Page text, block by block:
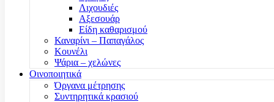
Λιχουδιές
Αξεσουάρ
Είδη καθαρισμού
Καναρίνι – Παπαγάλος
Κουνέλι
Ψάρια – χελώνες
Οινοποιητικά
Όργανα μέτρησης
Συντηρητικά κρασιού